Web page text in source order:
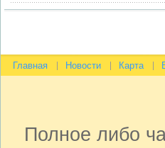
Главная Новости Карта
Полное либо